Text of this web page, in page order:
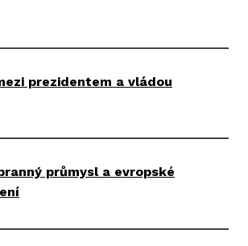
prezidentem a vládou
průmysl a evropské